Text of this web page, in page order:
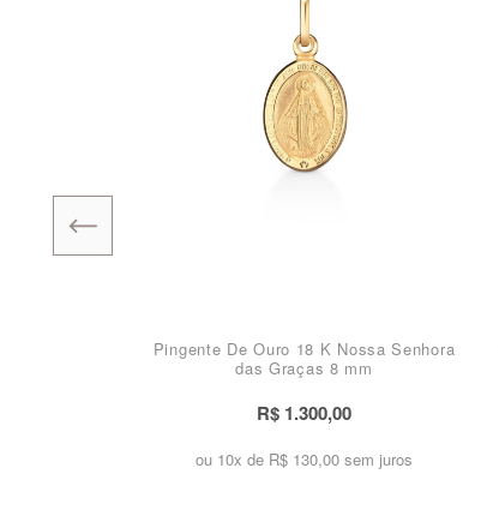
Pingente De Ouro 18 K Nossa Senhora
das Graças 8 mm
R$ 1.300,00
ou 10x de R$ 130,00 sem juros